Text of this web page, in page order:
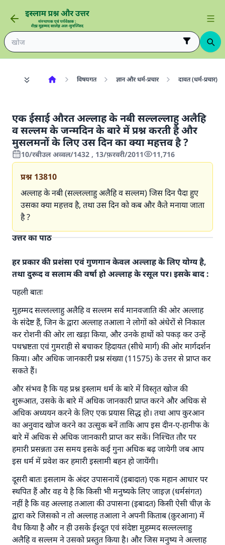
विषयगत ज्ञान और धर्म-प्रचार दावत (धर्म-प्रचार)
एक ईसाई औरत अल्लाह के नबी सल्लल्लाहु अलैहि
व सल्लम के जन्मदिन के बारे में प्रश्न करती है और
मुसलमनों के लिए उस दिन का क्या महत्तव है ?
10/रबीउल अव्वल/1432 , 13/फ़रवरी/2011 11,716
प्रश्न 13810
अल्लाह के नबी (सल्लल्लाहु अलैहि व सल्लम) जिस दिन पैदा हुए
उसका क्या महत्तव है, तथा उस दिन को कब और कैते मनाया जाता
है ?
उत्तर का पाठ
हर प्रकार की प्रशंसा एवं गुणगान केवल अल्लाह के लिए योग्य है,
तथा दुरूद व सलाम की वर्षा हो अल्लाह के रसूल पर। इसके बाद :
पहली बातः
मुहम्मद सल्लल्लाहु अलैहि व सल्लम सर्व मानवजाति की ओर अल्लाह
के संदेष्ट हैं, जिन के द्वारा अल्लाह तआला ने लोगों को अंधेरों से निकाल
कर रोशनी की ओर ला खड़ा किया, और उनके हाथों को पकड़ कर उन्हें
पथभ्रष्टता एवं गुमराही से बचाकर हिदायत (सीधे मार्ग) की ओर मार्गदर्शन
किया। और अधिक जानकारी प्रश्न संख्या (11575) के उत्तर से प्राप्त कर
सकते हैं।
और संभव है कि यह प्रश्न इस्लाम धर्म के बारे में विस्तृत खोज की
शुरूआत, उसके के बारे में अधिक जानकारी प्राप्त करने और अधिक से
अधिक अध्ययन करने के लिए एक प्रयास सिद्ध हो। तथा आप कुरआन
का अनुवाद खोज करने का उत्सुक बनें ताकि आप इस दीन-ए-हानीफ के
बारे में अधिक से अधिक जानकारी प्राप्त कर सकें। निश्चित तौर पर
हमारी प्रसन्नता उस समय इसके कई गुना अधिक बढ़ जायेगी जब आप
इस धर्म में प्रवेश कर हमारी इस्लामी बहन हो जायेंगी।
दूसरी बातः इसलाम के अंदर उपासनायें (इबादात) एक महान आधार पर
स्थपित हैं और वह ये है कि किसी भी मनुष्यके लिए जाइज़ (धर्मसंगत)
नहीं है कि वह अल्लाह तआला की उपासना (इबादत) किसी ऐसी चीज़ के
द्वारा करे जिसको न तो अल्लाह तआला ने अपनी किताब (क़ुरआना) में
वैध किया है और न ही उसके ईश्दूत एवं संदेष्टा मुहम्मद सल्लल्लाहु
अलैहि व सल्लम ने उसको प्रस्तुत किया है। और जिस मनुष्य ने अल्लाह